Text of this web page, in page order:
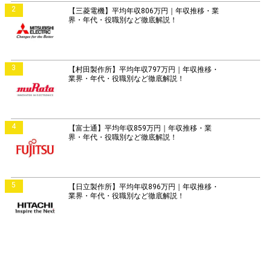
2
【三菱電機】平均年収806万円｜年収推移・業
界・年代・役職別など徹底解説！
3
【村田製作所】平均年収797万円｜年収推移・
業界・年代・役職別など徹底解説！
4
【富士通】平均年収859万円｜年収推移・業
界・年代・役職別など徹底解説！
5
【日立製作所】平均年収896万円｜年収推移・
業界・年代・役職別など徹底解説！